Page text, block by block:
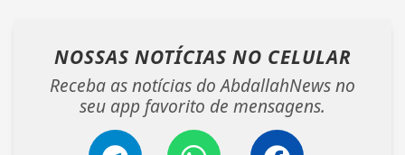
NOSSAS NOTÍCIAS NO CELULAR
Receba as notícias do AbdallahNews no
seu app favorito de mensagens.